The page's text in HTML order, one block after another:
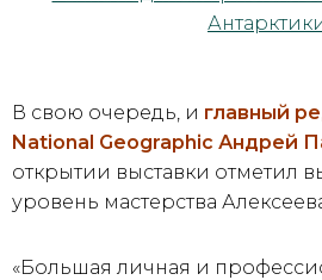
В свою очередь, и главный
National Geographic Андрей
открытии выставки отметил
уровень мастерства
«Большая личная и